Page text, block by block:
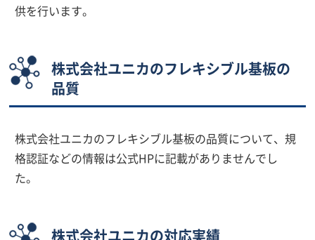
供を行います。
株式会社ユニカのフレキシブル基板の
品質
株式会社ユニカのフレキシブル基板の品質について、規
格認証などの情報は公式HPに記載がありませんでし
た。
株式会社ユニカの対応実績